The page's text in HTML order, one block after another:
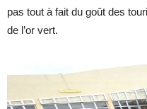
pas tout à fait du goût des
de l’or vert.